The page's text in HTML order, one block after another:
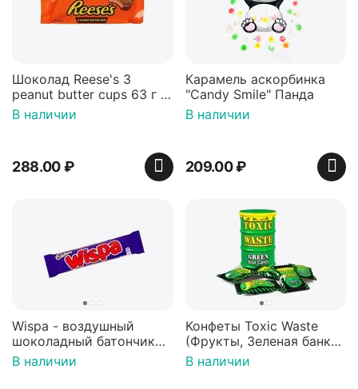
Шоколад Reese's 3
peanut butter cups 63 г с
арахисовой пастой
В наличии
288.00₽
Карамель аскорбинка
"Candy Smile" Панда
В наличии
209.00₽
Wispa - воздушный
шоколадный батончик
36 гр
В наличии
Конфеты Toxic Waste
(Фрукты, Зеленая банка,
42 гр).
В наличии